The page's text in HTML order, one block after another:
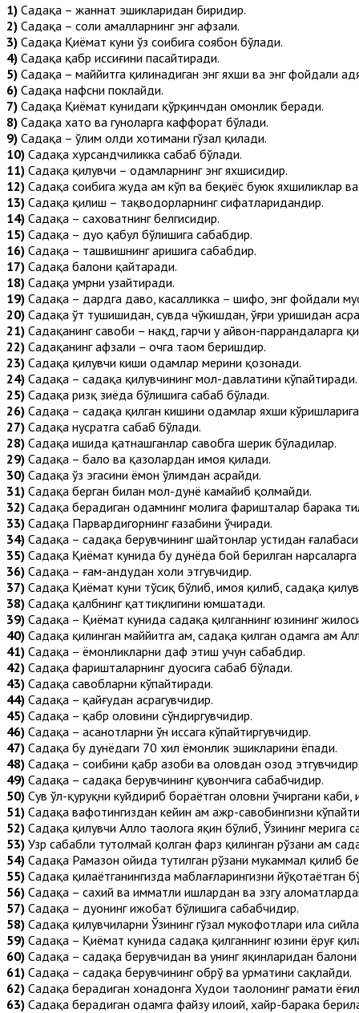
1) Садақа – жаннат эшикларидан биридир.
2) Садақа – солиҳ амалларнинг энг афзали.
3) Садақа Қиёмат куни ўз соҳибига соябон бўлади.
4) Садақа қабр иссиғини пасайтиради.
5) Садақа – маййитга қилинадиган энг яхши ва энг фойдали
6) Садақа нафсни поклайди.
7) Садақа Қиёмат кунидаги қўрқинчдан омонлик беради.
8) Садақа хато ва гуноҳларга каффорат бўлади.
9) Садақа – ўлим олди хотимани гўзал қилади.
10) Садақа хурсандчиликка сабаб бўлади.
11) Садақа қилувчи – одамларнинг энг яхшисидир.
12) Садақа соҳибига жуда ҳам кўп ва беқиёс буюк яхшиликлар
13) Садақа қилиш – тақводорларнинг сифатларидандир.
14) Садақа – саховатнинг белгисидир.
15) Садақа – дуо қабул бўлишига сабабдир.
16) Садақа – ташвишнинг аришига сабабдир.
17) Садақа балони қайтаради.
18) Садақа умрни узайтиради.
19) Садақа – дардга даво, касалликка – шифо, энг фойдали
20) Садақа ўт тушишидан, сувда чўкишдан, ўғри уришидан
21) Садақанинг савоби – нақд, гарчи у ҳайвон-паррандаларга
22) Садақанинг афзали – очга таом беришдир.
23) Садақа қилувчи киши одамлар меҳрини қозонади.
24) Садақа – садақа қилувчининг мол-давлатини кўпайтиради.
25) Садақа ризқ зиёда бўлишига сабаб бўлади.
26) Садақа – садақа қилган кишини одамлар яхши
27) Садақа нусратга сабаб бўлади.
28) Садақа ишида қатнашганлар савобга шерик бўладилар.
29) Садақа – бало ва қазолардан ҳимоя қилади.
30) Садақа ўз эгасини ёмон ўлимдан асрайди.
31) Садақа берган билан мол-дунё камайиб қолмайди.
32) Садақа берадиган одамнинг молига фаришталар барака
33) Садақа Парвардигорнинг ғазабини ўчиради.
34) Садақа – садақа берувчининг шайтонлар устидан
35) Садақа Қиёмат кунида бу дунёда бой берилган
36) Садақа – ғам-андуҳдан холи этгувчидир.
37) Садақа Қиёмат куни тўсиқ бўлиб, ҳимоя қилиб, садақа
38) Садақа қалбнинг қаттиқлигини юмшатади.
39) Садақа – Қиёмат кунида садақа қилганнинг юзининг
40) Садақа қилинган маййитга ҳам, садақа қилган одамга ҳам
41) Садақа – ёмонликларни даф этиш учун сабабдир.
42) Садақа фаришталарнинг дуосига сабаб бўлади.
43) Садақа савобларни кўпайтиради.
44) Садақа – қайғудан асрагувчидир.
45) Садақа – қабр оловини сўндиргувчидир.
46) Садақа – ҳасанотларни ўн ҳиссага кўпайтиргувчидир.
47) Садақа бу дунёдаги 70 хил ёмонлик эшикларини ёпади.
48) Садақа – соҳибини қабр азоби ва оловдан озод
49) Садақа – садақа берувчининг қувончига сабабчидир.
50) Сув ҳўл-қуруқни куйдириб бораётган оловни ўчиргани
51) Садақа вафотингиздан кейин ҳам ажр-савобингизни
52) Садақа қилувчи Аллоҳ таолога яқин бўлиб, Ўзининг меҳрига
53) Узр сабабли тутолмай қолган фарз қилинган рўзани ҳам
54) Садақа Рамазон ойида тутилган рўзани мукаммал қилиб
55) Садақа қилаётганингизда маблағларингизни йўқотаётган
56) Садақа – сахий ва ҳимматли ишлардан ва эзгу
57) Садақа – дуонинг ижобат бўлишига сабабчидир.
58) Садақа қилувчиларни Ўзининг гўзал мукофотлари ила
59) Садақа – Қиёмат кунида садақа қилганнинг юзини ёруғ
60) Садақа – садақа берувчидан ва унинг яқинларидан
61) Садақа – садақа берувчининг обрў ва ҳурматини сақлайди.
62) Садақа берадиган хонадонга Худои таолонинг раҳмати
63) Садақа берадиган одамга файзу илоҳий, хайр-барака